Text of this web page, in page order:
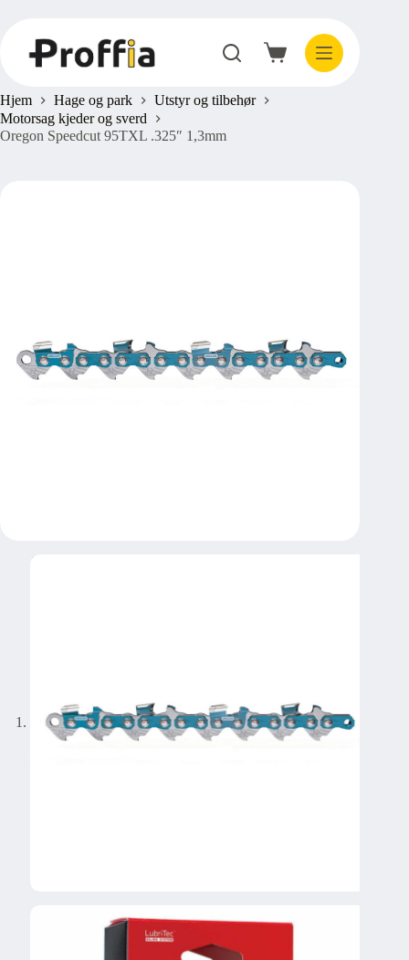
innholdet
Handlekurv
Hjem Hage og park
Utstyr og tilbehør
Motorsag kjeder og sverd
Oregon Speedcut 95TXL .325″ 1,3mm